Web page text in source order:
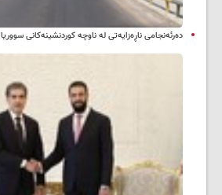
دەرئەنجامی ناڕەزایەتی لە ناوچە کوردنشینەکانی سووریا